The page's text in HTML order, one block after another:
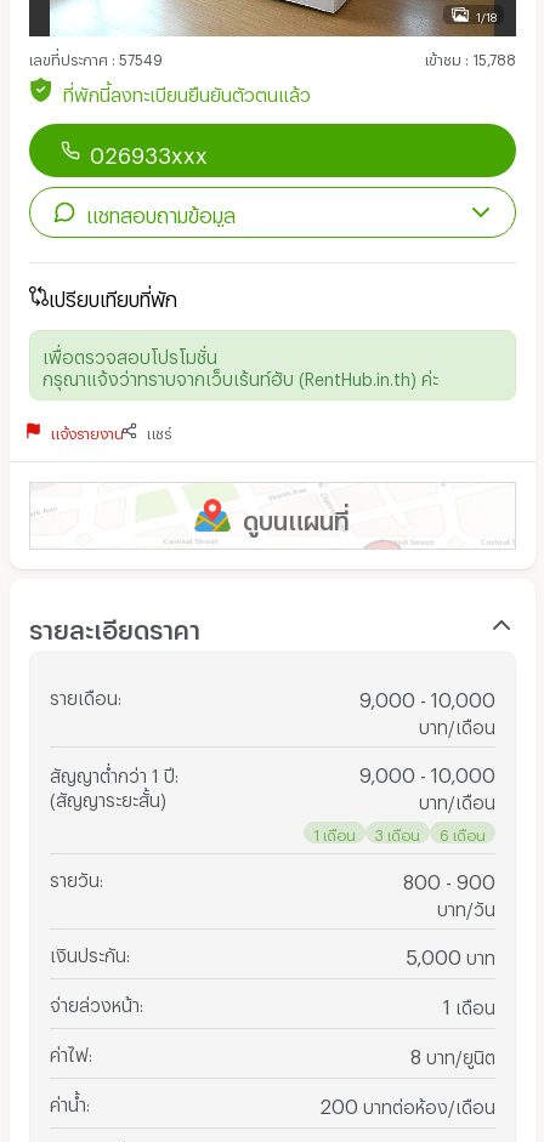
1/18
เลขที่ประกาศ : 57549 เข้าชม : 15,788
ที่พักนี้ลงทะเบียนยืนยันตัวตนแล้ว
026933xxx
แชทสอบถามข้อมูล
เปรียบเทียบที่พัก
เพื่อตรวจสอบโปรโมชั่น
กรุณาแจ้งว่าทราบจากเว็บเร้นท์ฮับ (RentHub.in.th) ค่ะ
แจ้งรายงาน แชร์
ดูบนแผนที่
รายละเอียดราคา
รายเดือน 9,000 - 10,000
บาท/เดือน
สัญญาต่ำกว่า 1 ปี
(สัญญาระยะสั้น)
9,000 - 10,000
บาท/เดือน
1 เดือน 3 เดือน 6 เดือน
รายวัน 800 - 900
บาท/วัน
เงินประกัน 5,000 บาท
จ่ายล่วงหน้า 1 เดือน
ค่าไฟ: 8 บาท/ยูนิต
ค่าน้ำ 200 บาทต่อห้อง/เดือน